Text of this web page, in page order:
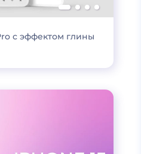
с эффектом глины